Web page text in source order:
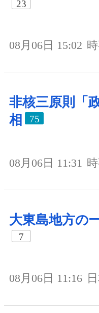
23
08月06日 15:02
非核三原則「
相
75
08月06日 11:31
大東島地方の
7
08月06日 11:16